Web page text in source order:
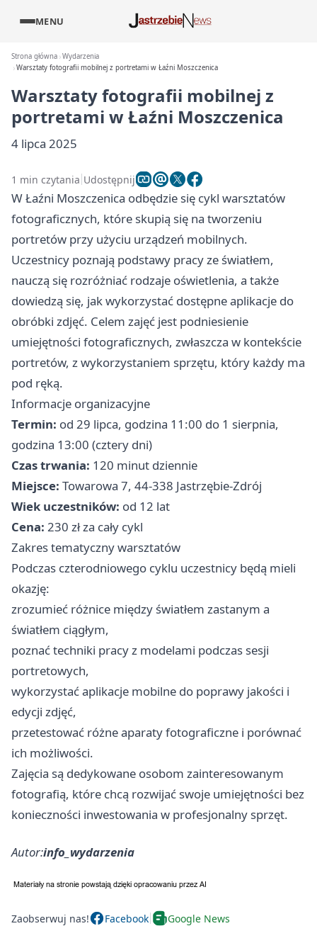
MENU
Strona główna Wydarzenia
Warsztaty fotografii mobilnej z portretami w Łaźni Moszczenica
Warsztaty fotografii mobilnej z
portretami w Łaźni Moszczenica
4 lipca 2025
1 min czytania Udostępnij
W Łaźni Moszczenica odbędzie się cykl warsztatów
fotograficznych, które skupią się na tworzeniu
portretów przy użyciu urządzeń mobilnych.
Uczestnicy poznają podstawy pracy ze światłem,
nauczą się rozróżniać rodzaje oświetlenia, a także
dowiedzą się, jak wykorzystać dostępne aplikacje do
obróbki zdjęć. Celem zajęć jest podniesienie
umiejętności fotograficznych, zwłaszcza w kontekście
portretów, z wykorzystaniem sprzętu, który każdy ma
pod ręką.
Informacje organizacyjne
Termin: od 29 lipca, godzina 11:00 do 1 sierpnia,
godzina 13:00 (cztery dni)
Czas trwania: 120 minut dziennie
Miejsce: Towarowa 7, 44-338 Jastrzębie-Zdrój
Wiek uczestników: od 12 lat
Cena: 230 zł za cały cykl
Zakres tematyczny warsztatów
Podczas czterodniowego cyklu uczestnicy będą mieli
okazję:
zrozumieć różnice między światłem zastanym a
światłem ciągłym,
poznać techniki pracy z modelami podczas sesji
portretowych,
wykorzystać aplikacje mobilne do poprawy jakości i
edycji zdjęć,
przetestować różne aparaty fotograficzne i porównać
ich możliwości.
Zajęcia są dedykowane osobom zainteresowanym
fotografią, które chcą rozwijać swoje umiejętności bez
konieczności inwestowania w profesjonalny sprzęt.
Autor:info_wydarzenia
Zaobserwuj nas! Facebook Google News